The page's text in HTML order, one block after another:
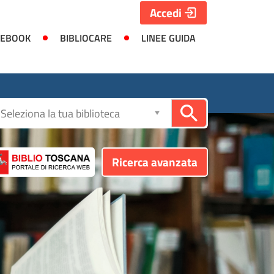
BIBLIOCARE LINEE GUIDA
Accedi
Ricerca avanzata